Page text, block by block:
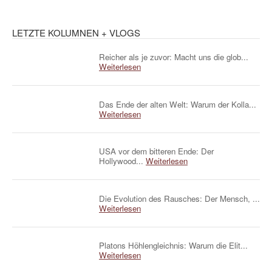
LETZTE KOLUMNEN + VLOGS
Reicher als je zuvor: Macht uns die glob...
Weiterlesen
Das Ende der alten Welt: Warum der Kolla...
Weiterlesen
USA vor dem bitteren Ende: Der
Hollywood... Weiterlesen
Die Evolution des Rausches: Der Mensch, ...
Weiterlesen
Platons Höhlengleichnis: Warum die Elit...
Weiterlesen